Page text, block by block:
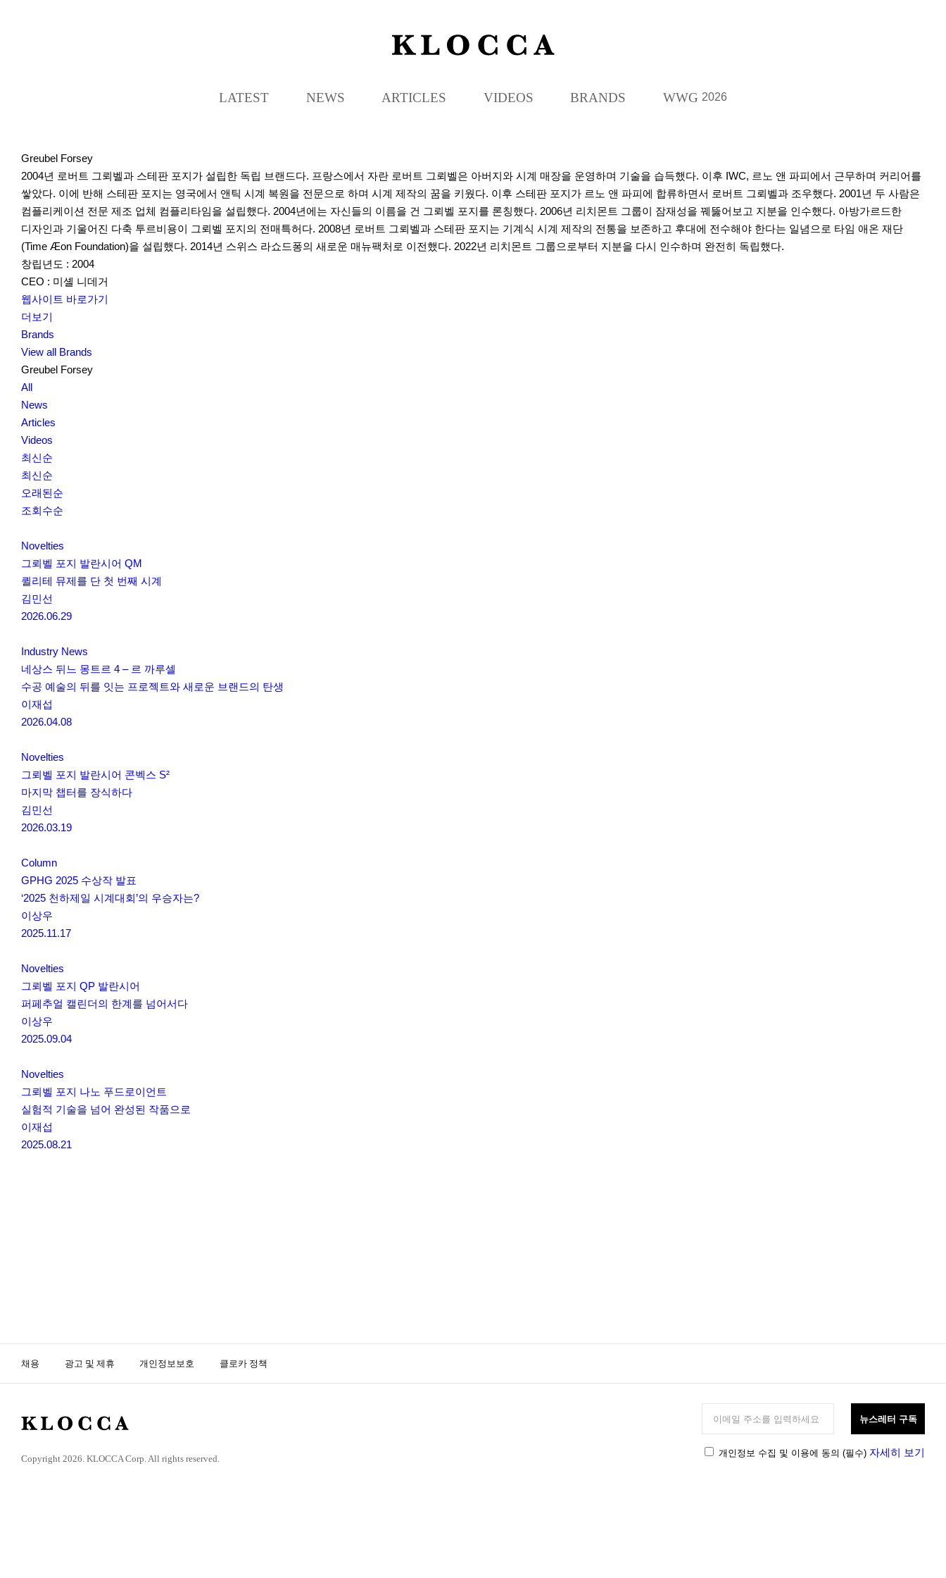
K
L
C
LATEST NEWS ARTICLES VIDEOS BRANDS WWG 2026
Greubel Forsey
2004년 로버트 그뢰벨과 스테판 포지가 설립한 독립 브랜드다. 프랑스에서 자란 로버트 그뢰벨은 아버지와 시계 매장을 운영하며 기술을 습득했다. 이후 IWC, 르노 앤 파피에서 근무하며 커리어를
쌓았다. 이에 반해 스테판 포지는 영국에서 앤틱 시계 복원을 전문으로 하며 시계 제작의 꿈을 키웠다. 이후 스테판 포지가 르노 앤 파피에 합류하면서 로버트 그뢰벨과 조우했다. 2001년 두 사람은
컴플리케이션 전문 제조 업체 컴플리타임을 설립했다. 2004년에는 자신들의 이름을 건 그뢰벨 포지를 론칭했다. 2006년 리치몬트 그룹이 잠재성을 꿰뚫어보고 지분을 인수했다. 아방가르드한
디자인과 기울어진 다축 투르비용이 그뢰벨 포지의 전매특허다. 2008년 로버트 그뢰벨과 스테판 포지는 기계식 시계 제작의 전통을 보존하고 후대에 전수해야 한다는 일념으로 타임 애온 재단
(Time Æon Foundation)을 설립했다. 2014년 스위스 라쇼드퐁의 새로운 매뉴팩처로 이전했다. 2022년 리치몬트 그룹으로부터 지분을 다시 인수하며 완전히 독립했다.
창립년도 : 2004
CEO : 미셸 니데거
웹사이트 바로가기
더보기
Brands
View all Brands
Greubel Forsey
All
News
Articles
Videos
최신순
최신순
오래된순
조회수순
Novelties
그뢰벨 포지 발란시어 QM
퀼리테 뮤제를 단 첫 번째 시계
김민선
2026.06.29
Industry News
네상스 뒤느 몽트르 4 – 르 까루셀
수공 예술의 뒤를 잇는 프로젝트와 새로운 브랜드의 탄생
이재섭
2026.04.08
Novelties
그뢰벨 포지 발란시어 콘벡스 S²
마지막 챕터를 장식하다
김민선
2026.03.19
Column
GPHG 2025 수상작 발표
‘2025 천하제일 시계대회’의 우승자는?
이상우
2025.11.17
Novelties
그뢰벨 포지 QP 발란시어
퍼페추얼 캘린더의 한계를 넘어서다
이상우
2025.09.04
Novelties
그뢰벨 포지 나노 푸드로이언트
실험적 기술을 넘어 완성된 작품으로
이재섭
2025.08.21
채용 광고 및 제휴 개인정보보호 클로카 정책
K
O
뉴스레터 구독
개인정보 수집 및 이용에 동의 (필수) 자세히 보기
Copyright 2026. KLOCCA Corp. All rights reserved.